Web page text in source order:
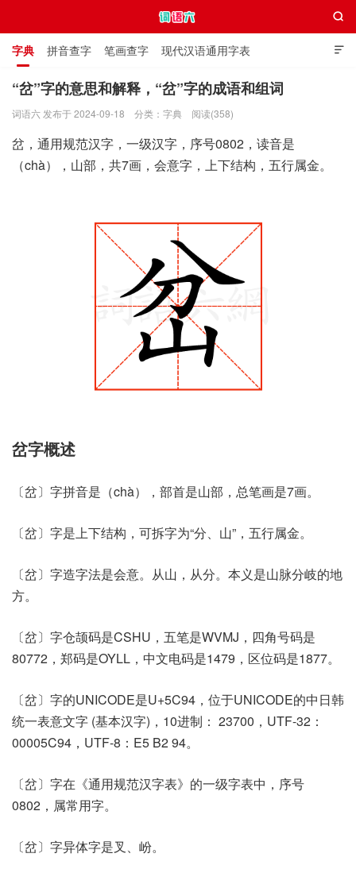

字典 拼音查字 笔画查字 现代汉语通用字表
通用规范汉字表 叠字大全 独体字大全 极简英语词典

“岔”字的意思和解释，“岔”字的成语和组词
词语六 发布于 2024-09-18 分类： 字典 阅读(358)
岔，通用规范汉字，一级汉字，序号0802，读音是
（chà），山部，共7画，会意字，上下结构，五行属金。
岔字概述
〔岔〕字拼音是（chà），部首是山部，总笔画是7画。
〔岔〕字是上下结构，可拆字为“分、山”，五行属金。
〔岔〕字造字法是会意。从山，从分。本义是山脉分岐的地
方。
〔岔〕字仓颉码是CSHU，五笔是WVMJ，四角号码是
80772，郑码是OYLL，中文电码是1479，区位码是1877。
〔岔〕字的UNICODE是U+5C94，位于UNICODE的中日韩
统一表意文字 (基本汉字)，10进制： 23700，UTF-32：
00005C94，UTF-8：E5 B2 94。
〔岔〕字在《通用规范汉字表》的一级字表中，序号
0802，属常用字。
〔岔〕字异体字是叉、岎。